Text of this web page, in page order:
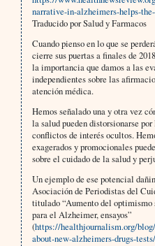
narrative-in-alzheimers-helps-
Traducido por Salud y Farmacos
Cuando pienso en lo que se
cierre sus puertas a finales de
la importancia que damos a las
independientes sobre las
atención médica.
Hemos señalado una y otra vez
la salud pueden distorsionarse
conflictos de interés ocultos.
exagerados y promocionales
sobre el cuidado de la salud y
Un ejemplo de ese potencial
Asociación de Periodistas del
titulado “Aumento del optimismo
para el Alzheimer, ensayos”
(https://healthjournalism.org/
about-new-alzheimers-drugs-tests/